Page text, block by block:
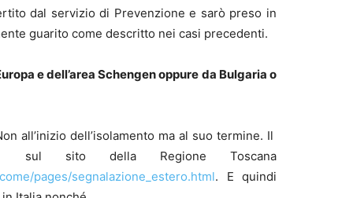
dal servizio di Prevenzione e sarò preso in
guarito come descritto nei casi precedenti.
e dell’area Schengen oppure da Bulgaria o
all’inizio dell’isolamento ma al suo termine. Il
sito della Regione Toscana
pages/segnalazione_estero.html. E quindi